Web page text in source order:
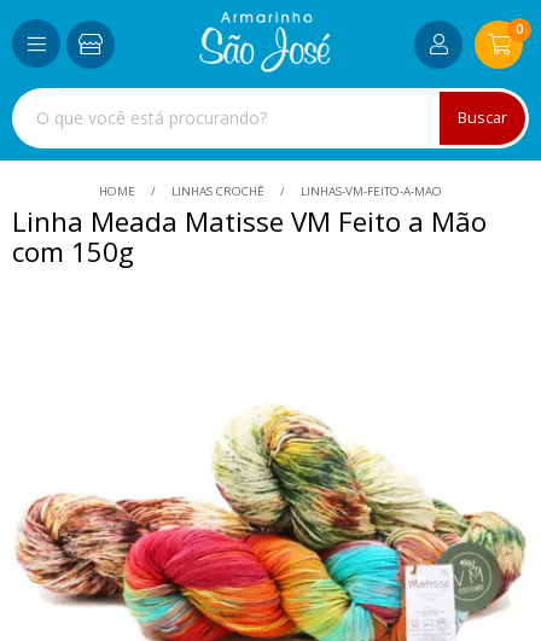
Buscar
0
HOME LINHAS CROCHÊ LINHAS-VM-FEITO-A-MAO
Linha Meada Matisse VM Feito a Mão
com 150g